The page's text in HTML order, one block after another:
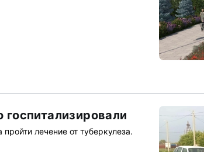
лечение от туберкулеза.